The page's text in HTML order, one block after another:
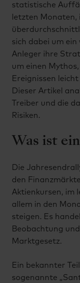
statistische
letzten Monaten,
sich dabei um
Anleger ihre
um einen
Ereignissen
Dieser Artikel
Treiber und die
Risiken.
Was ist
Die
den
Aktienkursen, im
allem in den
steigen. Es
Beobachtung
Marktgesetz.
Ein bekannter
sogenannte